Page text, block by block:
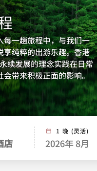
每一趟旅程中，与我们一
享纯粹的出游乐趣。香港
续发展的理念实践在日常
会带来积极正面的影响。
店
1 晚 (灵活)
2026年 8月